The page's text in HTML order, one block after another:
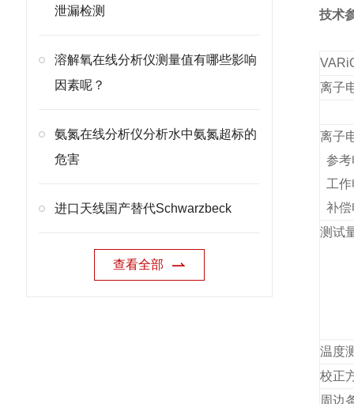
泄漏检测
溶解氧在线分析仪测量值有哪些影响
因素呢？
氨氮在线分析仪分析水中氨氮超标的
危害
进口天线国产替代Schwarzbeck
查看全部
技术
离子
离子
参
工
补
测试
温度
校正
周边